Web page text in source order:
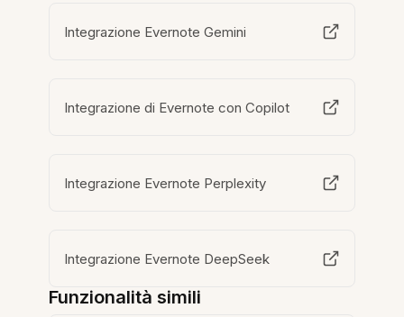
Integrazione Evernote Gemini
Integrazione di Evernote con Copilot
Integrazione Evernote Perplexity
Integrazione Evernote DeepSeek
Funzionalità simili